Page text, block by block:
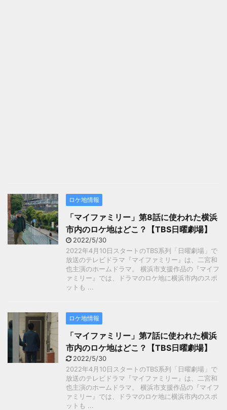
ロケ地情報
「マイファミリー」第8話に使われた横浜
市内のロケ地はどこ？【TBS日曜劇場】
2022/5/30
2022年4月10日スタートのTBS系列「日曜劇場」で
放送のテレビドラマ『マイファミリー』は、二宮和
也主演のホームドラマ。 横浜市支援作品の『マイフ
ァミリー』では、ドラマのロケ地に横浜市内のスポ
ットも ...
ロケ地情報
「マイファミリー」第7話に使われた横浜
市内のロケ地はどこ？【TBS日曜劇場】
2022/5/30
2022年4月10日スタートのTBS系列「日曜劇場」で
放送のテレビドラマ『マイファミリー』は、二宮和
也主演のホームドラマ。 横浜市支援作品の『マイフ
ァミリー』では、ドラマのロケ地に横浜市内のスポ
ットも ...